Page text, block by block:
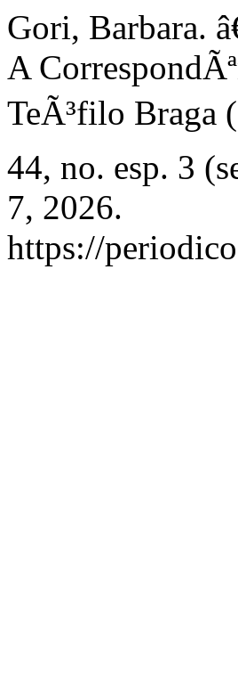
Gori, Barbara.
A
TeÃ³filo Braga
44, no. esp. 3
7, 2026.
https://